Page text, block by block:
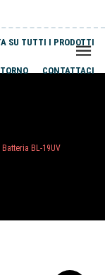
SU TUTTI I PRODOTTI
CONTATTACI
Batteria BL-19UV